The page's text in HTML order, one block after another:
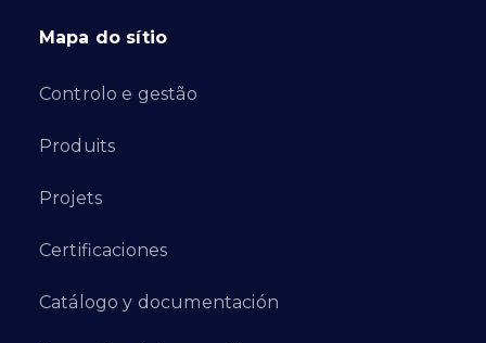
Mapa do sítio
Controlo e gestão
Produits
Projets
Certificaciones
Catálogo y documentación